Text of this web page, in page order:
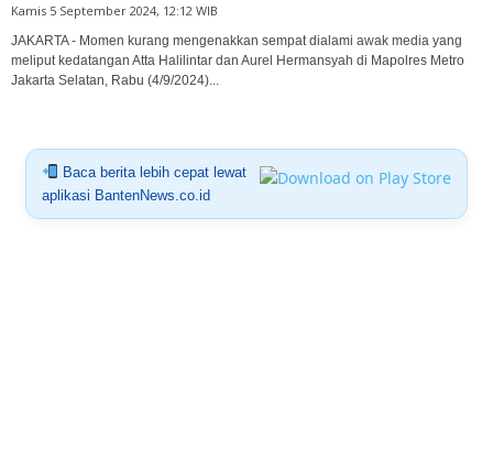
Kamis 5 September 2024, 12:12 WIB
JAKARTA - Momen kurang mengenakkan sempat dialami awak media yang
meliput kedatangan Atta Halilintar dan Aurel Hermansyah di Mapolres Metro
Jakarta Selatan, Rabu (4/9/2024)...
Baca berita lebih cepat lewat
aplikasi BantenNews.co.id